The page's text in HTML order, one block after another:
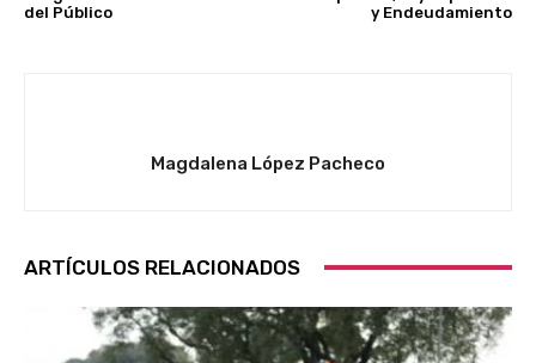
del Público
y Endeudamiento
Magdalena López Pacheco
ARTÍCULOS RELACIONADOS